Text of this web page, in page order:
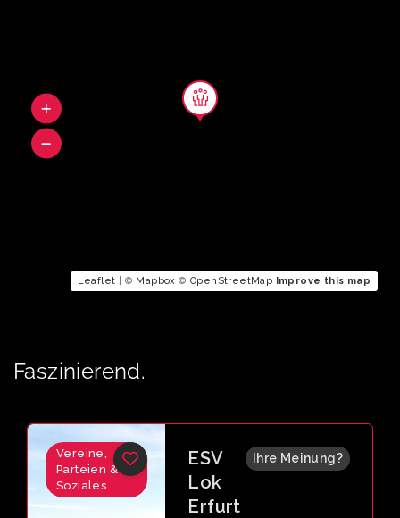
Leaflet | © Mapbox © OpenStreetMap Improve this map
Faszinierend.
Vereine,
Parteien &
Soziales
SPD
Wahlk
reisbü
Ihre Meinung?